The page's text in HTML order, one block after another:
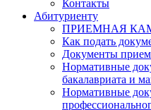
Контакты
Абитуриенту
ПРИЕМНАЯ
Как подать
Документы
Нормативные
бакалавриата и
Нормативные